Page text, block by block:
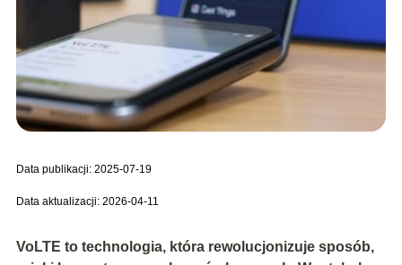
Data publikacji: 2025-07-19
Data aktualizacji: 2026-04-11
VoLTE to technologia, która rewolucjonizuje sposób,